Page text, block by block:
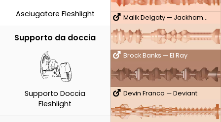
Malik Delgaty — Jackhammer
Brock Banks — El Ray
Devin Franco — Deviant
Asciugatore Fleshlight
Supporto da doccia
Supporto Doccia
Fleshlight